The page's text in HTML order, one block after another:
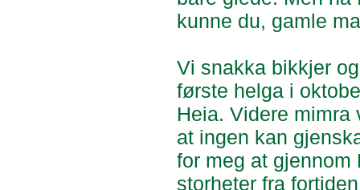
kunne du, gamle
Vi snakka bikkjer
første helga i
Heia. Videre
at ingen kan
for meg at gjennom
storheter fra